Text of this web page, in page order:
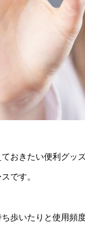
おきたい便利グッ
です。
歩いたりと使用頻